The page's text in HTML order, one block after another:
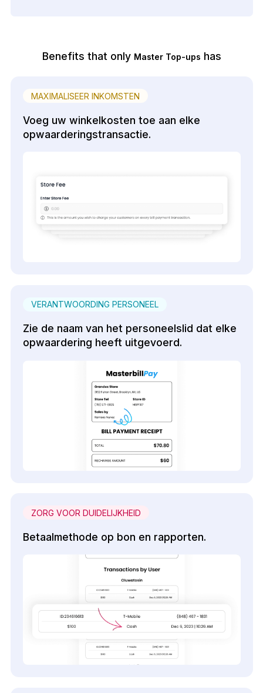
Benefits that only Master Top-ups has
MAXIMALISEER INKOMSTEN
Voeg uw winkelkosten toe aan elke
opwaarderingstransactie.
VERANTWOORDING PERSONEEL
Zie de naam van het personeelslid dat elke
opwaardering heeft uitgevoerd.
ZORG VOOR DUIDELIJKHEID
Betaalmethode op bon en rapporten.